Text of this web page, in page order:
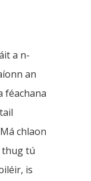
a n-
an
féachana
chlaon
thug tú
is